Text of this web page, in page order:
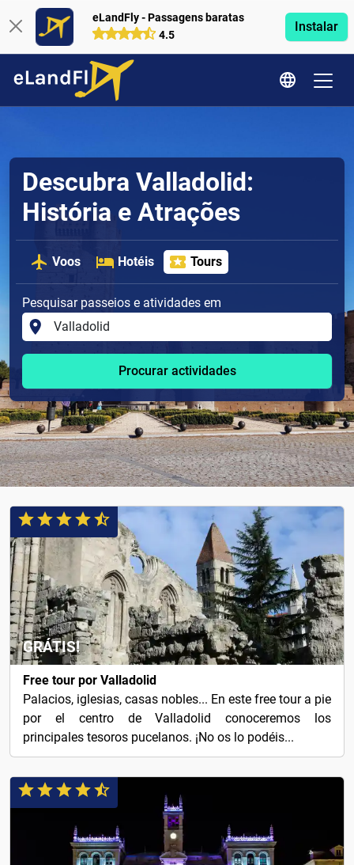
eLandFly - Passagens baratas
4.5
Instalar
Descubra Valladolid:
História e Atrações
Voos Hotéis Tours
Pesquisar passeios e atividades em
Procurar actividades
GRÁTIS!
Free tour por Valladolid
Palacios, iglesias, casas nobles... En este free tour a pie
por el centro de Valladolid conoceremos los
principales tesoros pucelanos. ¡No os lo podéis...